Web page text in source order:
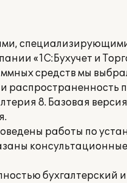
«1С:Бухучет и
средств мы
распространенность
8. Базовая
работы по
бухгалтерский и